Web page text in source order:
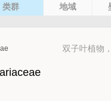
类群 地域
双子叶植物